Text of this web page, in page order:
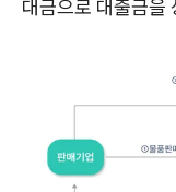
대금으로 대출금을